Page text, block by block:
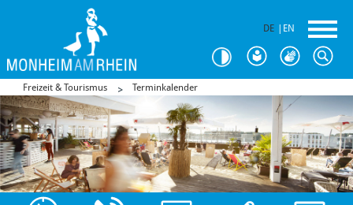
DE EN
Freizeit & Tourismus Terminkalender